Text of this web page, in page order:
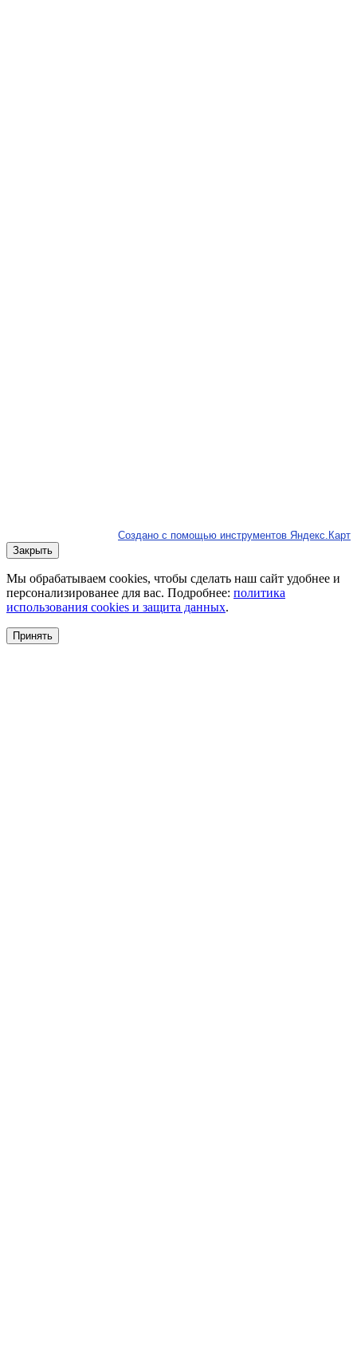
Создано с помощью инструментов Яндекс.Карт
Закрыть
Мы обрабатываем cookies, чтобы сделать наш сайт удобнее и
персонализированее для вас. Подробнее: политика
использования cookies и защита данных.
Принять